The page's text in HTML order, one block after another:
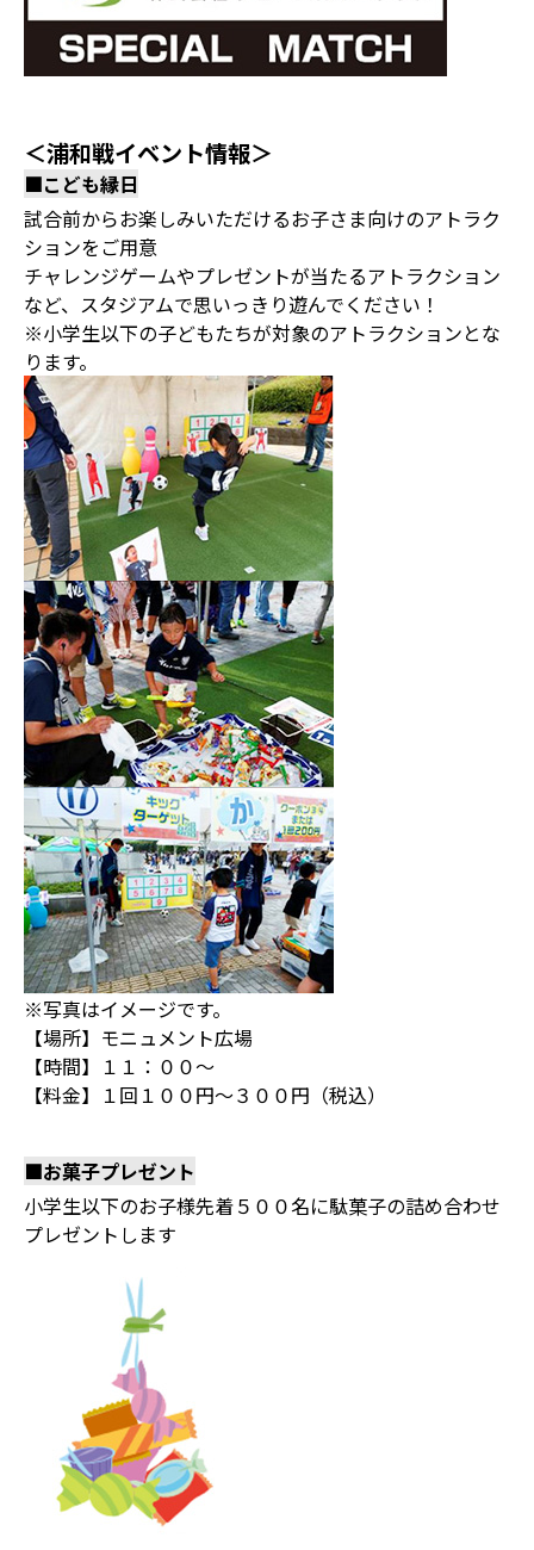
＜浦和戦イベント情報＞
■こども縁日
試合前からお楽しみいただけるお子さま向けのアトラク
ションをご用意
チャレンジゲームやプレゼントが当たるアトラクション
など、スタジアムで思いっきり遊んでください！
※小学生以下の子どもたちが対象のアトラクションとな
ります。
※写真はイメージです。
【場所】モニュメント広場
【時間】１１：００～
【料金】１回１００円～３００円（税込）
■お菓子プレゼント
小学生以下のお子様先着５００名に駄菓子の詰め合わせ
プレゼントします